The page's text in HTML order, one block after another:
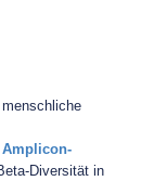
Amplicon-
Diversität in